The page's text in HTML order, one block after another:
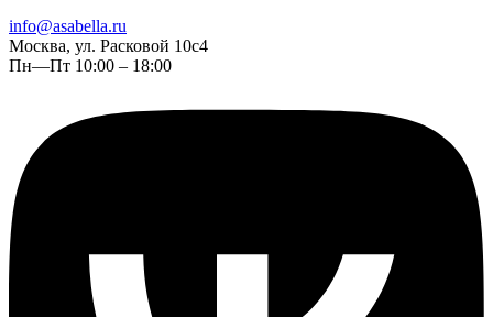
info@asabella.ru
Москва, ул. Расковой 10с4
Пн—Пт 10:00 – 18:00